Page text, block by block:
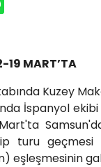
19 MART’TA
Kuzey
İspanyol
Mart'ta
turu
eşleşmesinin